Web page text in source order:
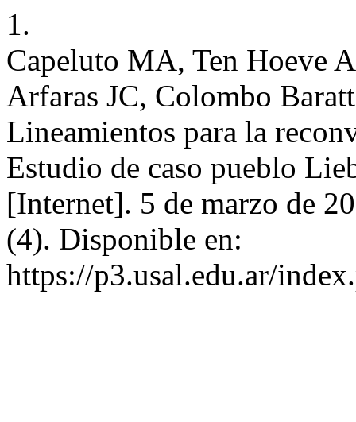
1.
Capeluto MA, Ten Hoeve
Arfaras JC, Colombo
Lineamientos para la
Estudio de caso pueblo
[Internet]. 5 de marzo de
(4). Disponible en:
https://p3.usal.edu.ar/